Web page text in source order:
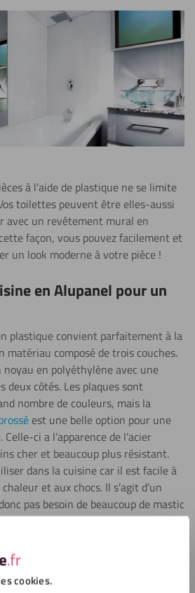
cookies.
à l’aide de plastique ne se limite
toilettes peuvent être elles-aussi
avec un revêtement mural en
façon, vous pouvez facilement et
un look moderne à votre pièce !
en Alupanel pour un
plastique convient parfaitement à la
matériau composé de trois couches.
en polyéthylène avec une
deux côtés. Les plaques sont
nombre de couleurs, mais la
est une belle option pour une
ci a l’apparence de l’acier
cher et beaucoup plus résistant.
dans la cuisine car il est facile à
et aux chocs. Il s’agit d’un
pas besoin de beaucoup de mastic
Il est ainsi relativement